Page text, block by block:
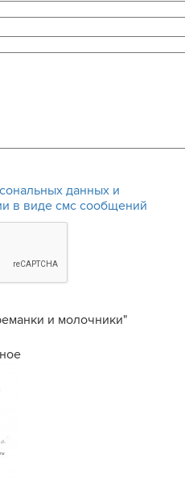
данных и
в виде смс сообщений
и молочники"